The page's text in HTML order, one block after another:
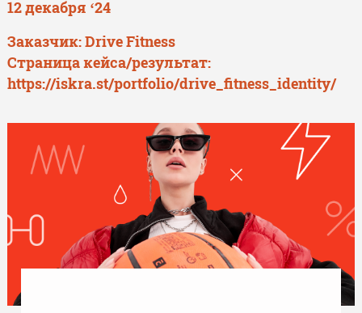
12 декабря ‘24
Заказчик: Drive Fitness
Страница кейса/результат:
https://iskra.st/portfolio/drive_fitness_identity/